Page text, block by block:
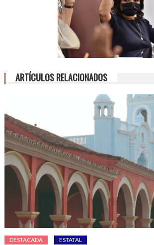
ARTÍCULOS RELACIONADOS
DESTACADA ESTATAL